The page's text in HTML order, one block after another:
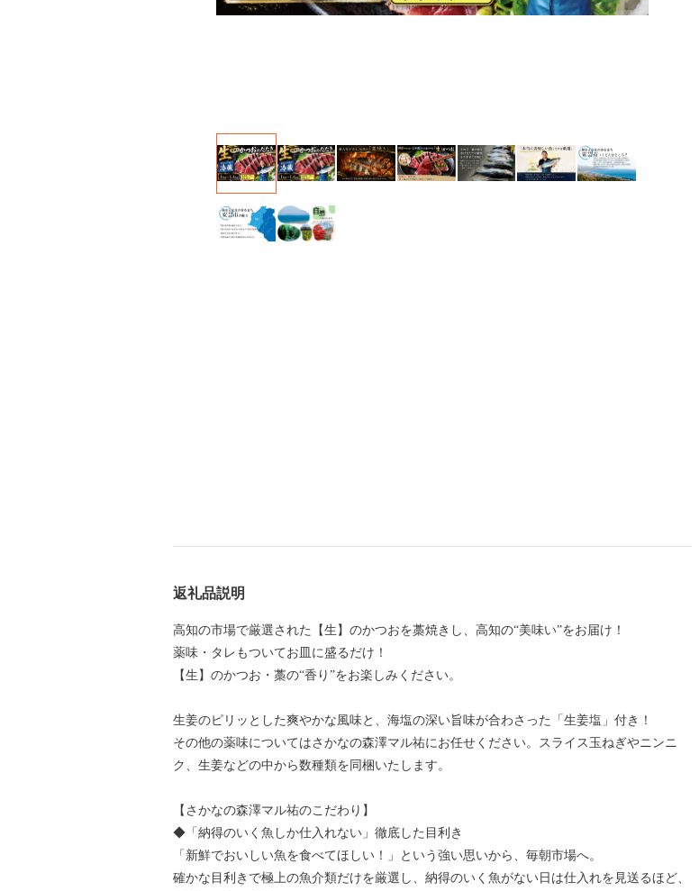
返礼品説明
高知の市場で厳選された【生】のかつおを藁焼きし、高知の“美味い”をお届け！
薬味・タレもついてお皿に盛るだけ！
【生】のかつお・藁の“香り”をお楽しみください。
生姜のピリッとした爽やかな風味と、海塩の深い旨味が合わさった「生姜塩」付き！
その他の薬味についてはさかなの森澤マル祐にお任せください。スライス玉ねぎやニンニ
ク、生姜などの中から数種類を同梱いたします。
【さかなの森澤マル祐のこだわり】
◆「納得のいく魚しか仕入れない」徹底した目利き
「新鮮でおいしい魚を食べてほしい！」という強い思いから、毎朝市場へ。
確かな目利きで極上の魚介類だけを厳選し、納得のいく魚がない日は仕入れを見送るほど、